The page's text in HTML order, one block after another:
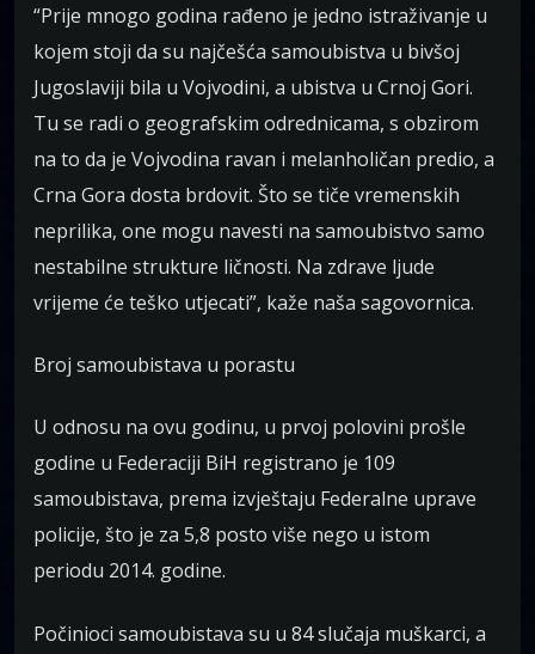
“Prije mnogo godina rađeno je jedno istraživanje u
kojem stoji da su najčešća samoubistva u bivšoj
Jugoslaviji bila u Vojvodini, a ubistva u Crnoj Gori.
Tu se radi o geografskim odrednicama, s obzirom
na to da je Vojvodina ravan i melanholičan predio, a
Crna Gora dosta brdovit. Što se tiče vremenskih
neprilika, one mogu navesti na samoubistvo samo
nestabilne strukture ličnosti. Na zdrave ljude
vrijeme će teško utjecati”, kaže naša sagovornica.
Broj samoubistava u porastu
U odnosu na ovu godinu, u prvoj polovini prošle
godine u Federaciji BiH registrano je 109
samoubistava, prema izvještaju Federalne uprave
policije, što je za 5,8 posto više nego u istom
periodu 2014. godine.
Počinioci samoubistava su u 84 slučaja muškarci, a